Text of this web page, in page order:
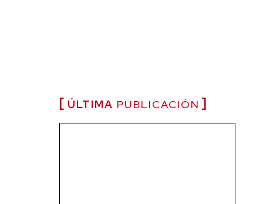
ÚLTIMA PUBLICACIÓN